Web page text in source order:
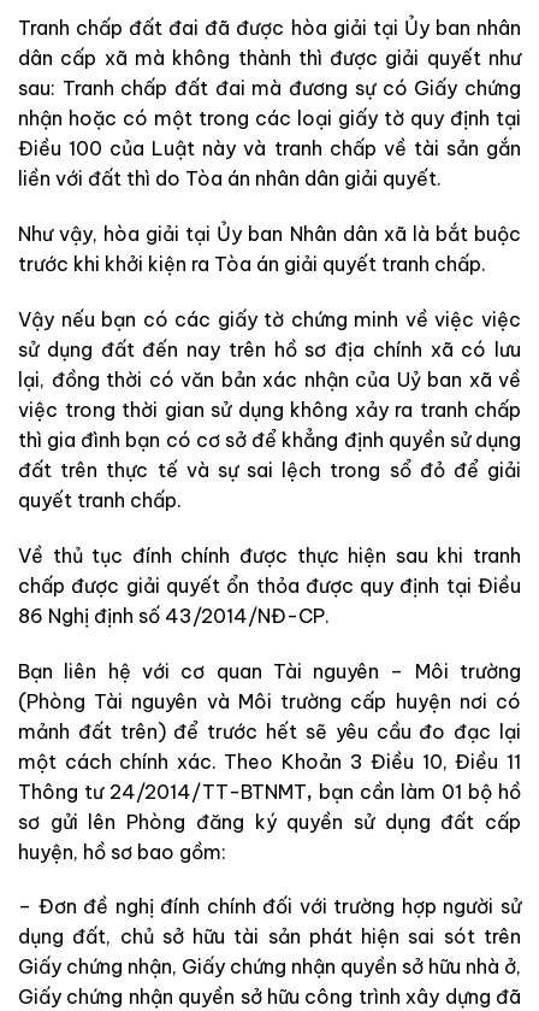
Tranh chấp đất đai đã được hòa giải tại Ủy ban nhân
dân cấp xã mà không thành thì được giải quyết như
sau: Tranh chấp đất đai mà đương sự có Giấy chứng
nhận hoặc có một trong các loại giấy tờ quy định tại
Điều 100 của Luật này và tranh chấp về tài sản gắn
liền với đất thì do Tòa án nhân dân giải quyết.
Như vậy, hòa giải tại Ủy ban Nhân dân xã là bắt buộc
trước khi khởi kiện ra Tòa án giải quyết tranh chấp.
Vậy nếu bạn có các giấy tờ chứng minh về việc việc
sử dụng đất đến nay trên hồ sơ địa chính xã có lưu
lại, đồng thời có văn bản xác nhận của Uỷ ban xã về
việc trong thời gian sử dụng không xảy ra tranh chấp
thì gia đình bạn có cơ sở để khẳng định quyền sử dụng
đất trên thực tế và sự sai lệch trong sổ đỏ để giải
quyết tranh chấp.
Về thủ tục đính chính được thực hiện sau khi tranh
chấp được giải quyết ổn thỏa được quy định tại Điều
86 Nghị định số 43/2014/NĐ-CP.
Bạn liên hệ với cơ quan Tài nguyên – Môi trường
(Phòng Tài nguyên và Môi trường cấp huyện nơi có
mảnh đất trên) để trước hết sẽ yêu cầu đo đạc lại
một cách chính xác. Theo Khoản 3 Điều 10, Điều 11
Thông tư 24/2014/TT-BTNMT, bạn cần làm 01 bộ hồ
sơ gửi lên Phòng đăng ký quyền sử dụng đất cấp
huyện, hồ sơ bao gồm:
– Đơn đề nghị đính chính đối với trường hợp người sử
dụng đất, chủ sở hữu tài sản phát hiện sai sót trên
Giấy chứng nhận, Giấy chứng nhận quyền sở hữu nhà ở,
Giấy chứng nhận quyền sở hữu công trình xây dựng đã